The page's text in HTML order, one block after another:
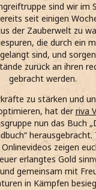
sind wir im
seit einigen
der Zauberwelt zu
die durch ein
sind, und
zurück an ihren
gebracht werden.
zu stärken und
hat derriva
nun das Buch
herausgebracht.
zeigen
erlangtes Gold
gemeinsam mit
in Kämpfen